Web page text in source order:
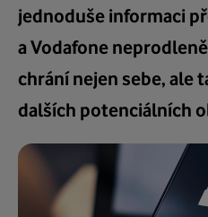
jednoduše informaci
a Vodafone
chrání nejen sebe, ale
dalších potenciálních